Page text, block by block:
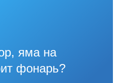
яма на
фонарь?